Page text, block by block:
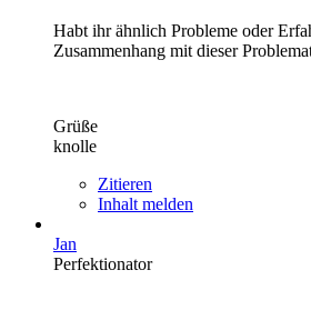
Habt ihr ähnlich Probleme oder
Zusammenhang mit dieser
Grüße
knolle
Zitieren
Inhalt melden
Jan
Perfektionator